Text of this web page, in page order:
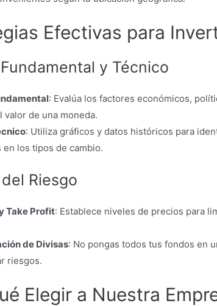
Efectivas para
y Técnico
: Evalúa los factores económicos,
valor de una moneda.
: Utiliza gráficos y datos históricos para
en los tipos de cambio.
Riesgo
Take Profit: Establece niveles de precios para
de Divisas: No pongas todos tus fondos en
riesgos.
Elegir a Nuestra